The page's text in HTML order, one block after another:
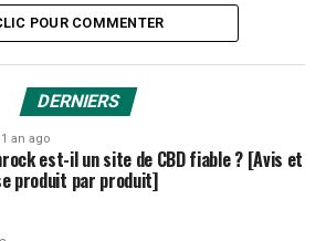
et d’ajouter du CBD à tout style de
être. Les gummies CBD
particulier, sont aromatisés avec
pour offrir des bienfaits botaniques
et présentent également notre
spectre complet et nos mélanges
vous soutenir, jour et nuit.
essayer le CBD, les gommes
POUR COMMENTER
DERNIERS
1 an ago
est-il un site de CBD fiable ? [Avis et
produit par produit]